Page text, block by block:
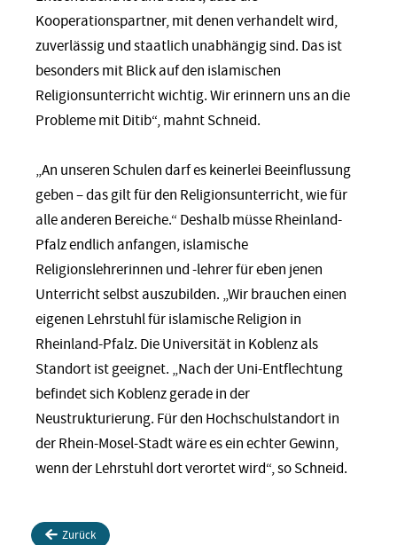
Kooperationspartner, mit denen verhandelt wird,
zuverlässig und staatlich unabhängig sind. Das ist
besonders mit Blick auf den islamischen
Religionsunterricht wichtig. Wir erinnern uns an die
Probleme mit Ditib“, mahnt Schneid.
„An unseren Schulen darf es keinerlei Beeinflussung
geben – das gilt für den Religionsunterricht, wie für
alle anderen Bereiche.“ Deshalb müsse Rheinland-
Pfalz endlich anfangen, islamische
Religionslehrerinnen und -lehrer für eben jenen
Unterricht selbst auszubilden. „Wir brauchen einen
eigenen Lehrstuhl für islamische Religion in
Rheinland-Pfalz. Die Universität in Koblenz als
Standort ist geeignet. „Nach der Uni-Entflechtung
befindet sich Koblenz gerade in der
Neustrukturierung. Für den Hochschulstandort in
der Rhein-Mosel-Stadt wäre es ein echter Gewinn,
wenn der Lehrstuhl dort verortet wird“, so Schneid.
Zurück